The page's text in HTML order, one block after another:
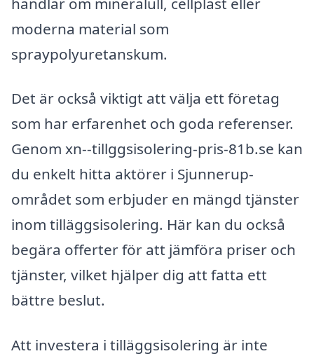
moderna material som
spraypolyuretanskum.
Det är också viktigt att välja ett företag
som har erfarenhet och goda referenser.
Genom xn--tillggsisolering-pris-81b.se kan
du enkelt hitta aktörer i Sjunnerup-
området som erbjuder en mängd tjänster
inom tilläggsisolering. Här kan du också
begära offerter för att jämföra priser och
tjänster, vilket hjälper dig att fatta ett
bättre beslut.
Att investera i tilläggsisolering är inte